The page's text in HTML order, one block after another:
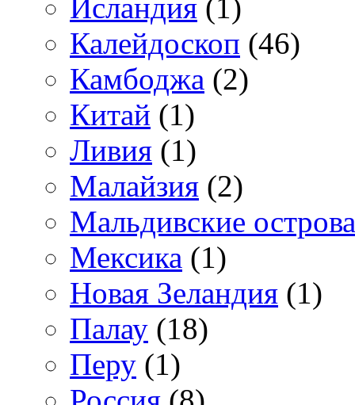
Исландия (1)
Калейдоскоп (46)
Камбоджа (2)
Китай (1)
Ливия (1)
Малайзия (2)
Мальдивские острова
Мексика (1)
Новая Зеландия (1)
Палау (18)
Перу (1)